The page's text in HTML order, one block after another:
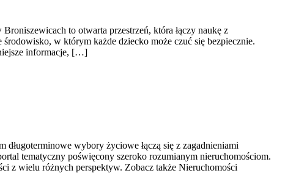
to otwarta przestrzeń, która łączy naukę z
w którym każde dziecko może czuć się bezpiecznie.
informacje, […]
wybory życiowe łączą się z zagadnieniami
tematyczny poświęcony szeroko rozumianym nieruchomościom.
z wielu różnych perspektyw. Zobacz także Nieruchomości